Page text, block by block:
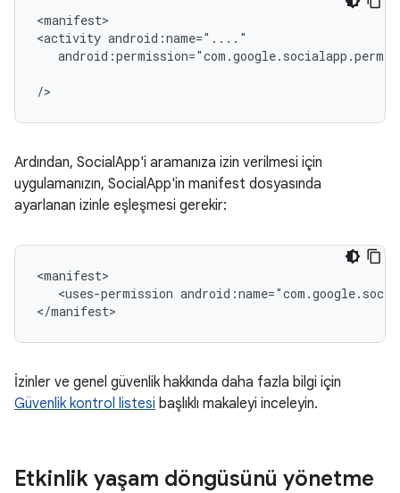
<manifest>
<activity
Ardından, SocialApp'i aramanıza izin verilmesi için
uygulamanızın, SocialApp'in manifest dosyasında
ayarlanan izinle eşleşmesi gerekir:
<uses-permission
İzinler ve genel güvenlik hakkında daha fazla bilgi için
Güvenlik kontrol listesi başlıklı makaleyi inceleyin.
Etkinlik yaşam döngüsünü yönetme